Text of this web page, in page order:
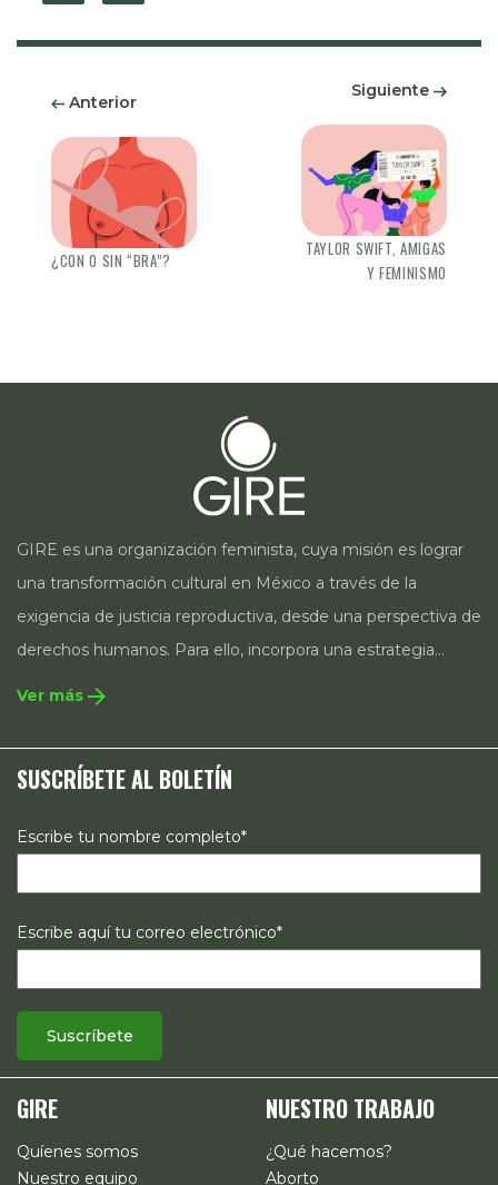
Anterior
¿CON O SIN “BRA”?
Siguiente
TAYLOR SWIFT, AMIGAS
Y FEMINISMO
GIRE es una organización feminista, cuya misión es lograr
una transformación cultural en México a través de la
exigencia de justicia reproductiva, desde una perspectiva de
derechos humanos. Para ello, incorpora una estrategia
integral que contempla la incidencia en legislación y
estrategias de comunicación e investigación sobre el
estado de los derechos reproductivos en México.
Ver más arrow_forward
SUSCRÍBETE AL BOLETÍN
Escribe tu nombre completo*
Escribe aquí tu correo electrónico*
GIRE
Quíenes somos
Nuestro equipo
NUESTRO TRABAJO
¿Qué hacemos?
Aborto